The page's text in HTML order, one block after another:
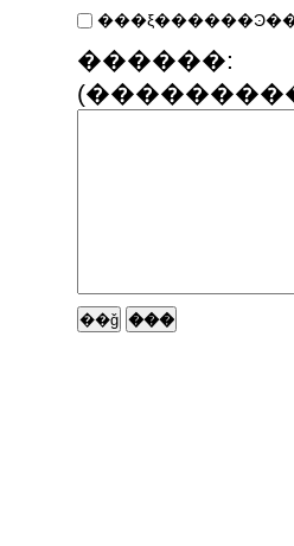
������: